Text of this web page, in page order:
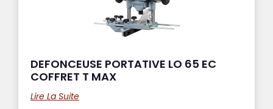
DEFONCEUSE PORTATIVE LO 65 EC
COFFRET T MAX
Lire La Suite